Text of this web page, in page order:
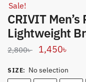
Sale!
CRIVIT
Lightweight
2,800৳
Original
was:
1,450৳
is:
SIZE: No selection